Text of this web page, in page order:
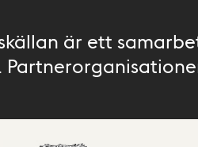
är ett